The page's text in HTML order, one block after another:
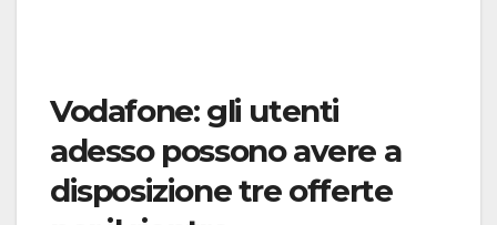
Vodafone: gli utenti
adesso possono avere a
disposizione tre offerte